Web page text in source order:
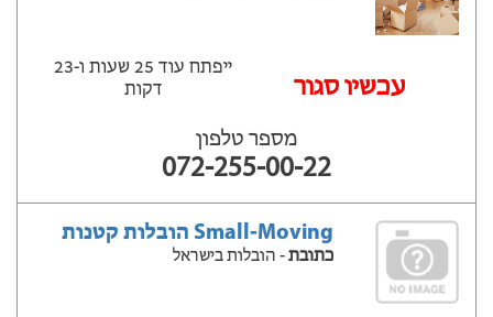
עכשיו סגור
ייפתח עוד 25 שעות ‫ו-23
דקות
מספר טלפון
072-255-00-22
Small-Moving הובלות קטנות
כתובת- הובלות בישראל